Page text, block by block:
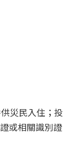
災民入住；投
或相關識別證